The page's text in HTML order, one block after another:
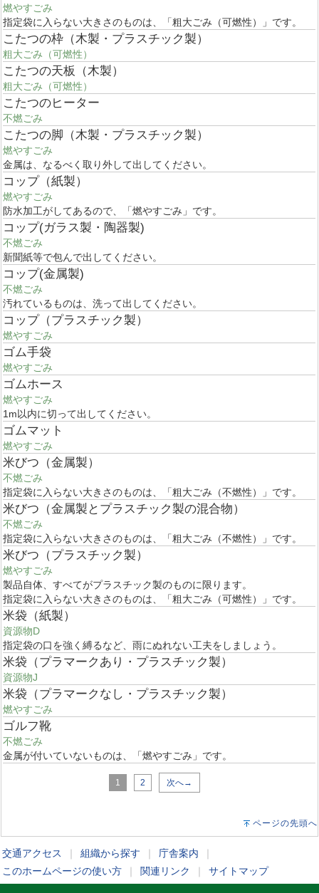
燃やすごみ
指定袋に入らない大きさのものは、「粗大ごみ（可燃性）」です。
こたつの枠（木製・プラスチック製）
粗大ごみ（可燃性）
こたつの天板（木製）
粗大ごみ（可燃性）
こたつのヒーター
不燃ごみ
こたつの脚（木製・プラスチック製）
燃やすごみ
金属は、なるべく取り外して出してください。
コップ（紙製）
燃やすごみ
防水加工がしてあるので、「燃やすごみ」です。
コップ(ガラス製・陶器製)
不燃ごみ
新聞紙等で包んで出してください。
コップ(金属製)
不燃ごみ
汚れているものは、洗って出してください。
コップ（プラスチック製）
燃やすごみ
ゴム手袋
燃やすごみ
ゴムホース
燃やすごみ
1m以内に切って出してください。
ゴムマット
燃やすごみ
米びつ（金属製）
不燃ごみ
指定袋に入らない大きさのものは、「粗大ごみ（不燃性）」です。
米びつ（金属製とプラスチック製の混合物）
不燃ごみ
指定袋に入らない大きさのものは、「粗大ごみ（不燃性）」です。
米びつ（プラスチック製）
燃やすごみ
製品自体、すべてがプラスチック製のものに限ります。
指定袋に入らない大きさのものは、「粗大ごみ（可燃性）」です。
米袋（紙製）
資源物D
指定袋の口を強く縛るなど、雨にぬれない工夫をしましょう。
米袋（プラマークあり・プラスチック製）
資源物J
米袋（プラマークなし・プラスチック製）
燃やすごみ
ゴルフ靴
不燃ごみ
金属が付いていないものは、「燃やすごみ」です。
1 2 次へ→
ページの先頭へ
交通アクセス 組織から探す 庁舎案内
このホームページの使い方
関連リンク サイトマップ